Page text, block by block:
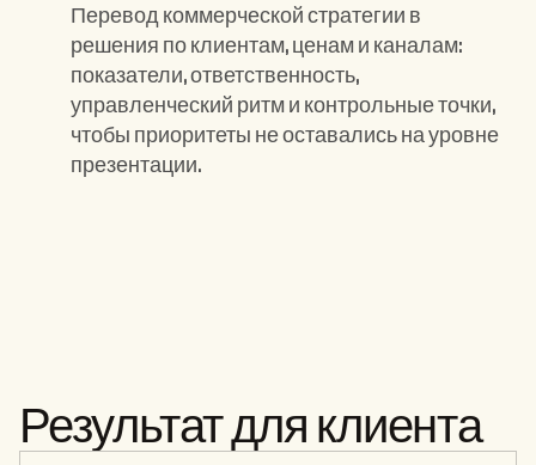
Перевод коммерческой стратегии в
решения по клиентам, ценам и каналам:
показатели, ответственность,
управленческий ритм и контрольные точки,
чтобы приоритеты не оставались на уровне
презентации.
Результат для клиента